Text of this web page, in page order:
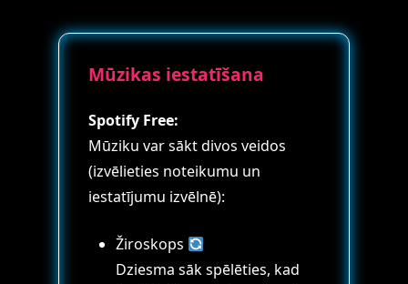
Mūzikas iestatīšana
Spotify Free:
Mūziku var sākt divos veidos
(izvēlieties noteikumu un
iestatījumu izvēlnē):
Žiroskops
Dziesma sāk spēlēties, kad